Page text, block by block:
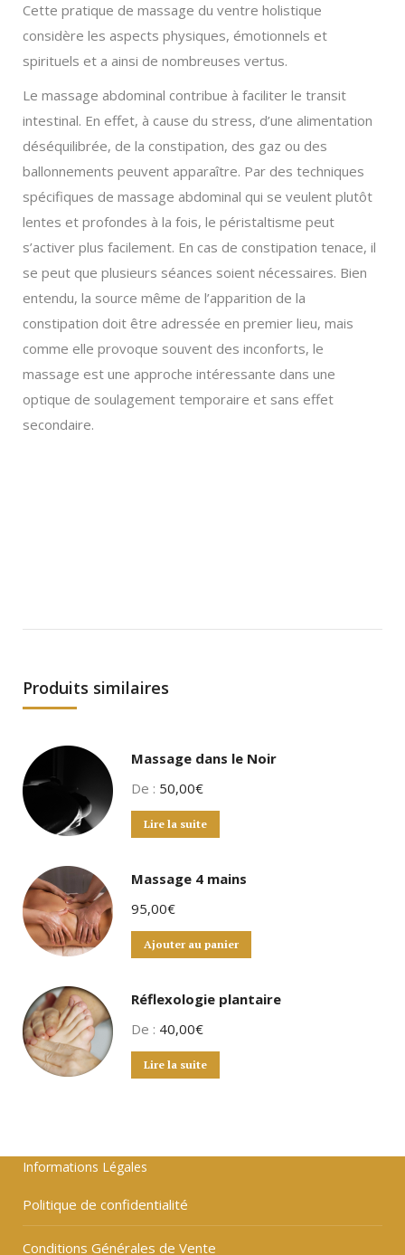
Cette pratique de massage du ventre holistique
considère les aspects physiques, émotionnels et
spirituels et a ainsi de nombreuses vertus.
Le massage abdominal contribue à faciliter le transit
intestinal. En effet, à cause du stress, d’une alimentation
déséquilibrée, de la constipation, des gaz ou des
ballonnements peuvent apparaître. Par des techniques
spécifiques de massage abdominal qui se veulent plutôt
lentes et profondes à la fois, le péristaltisme peut
s’activer plus facilement. En cas de constipation tenace, il
se peut que plusieurs séances soient nécessaires. Bien
entendu, la source même de l’apparition de la
constipation doit être adressée en premier lieu, mais
comme elle provoque souvent des inconforts, le
massage est une approche intéressante dans une
optique de soulagement temporaire et sans effet
secondaire.
Produits similaires
Massage dans le Noir
De : 50,00€
Lire la suite
Massage 4 mains
95,00€
Ajouter au panier
Réflexologie plantaire
De : 40,00€
Lire la suite
Informations Légales
Politique de confidentialité
Conditions Générales de Vente